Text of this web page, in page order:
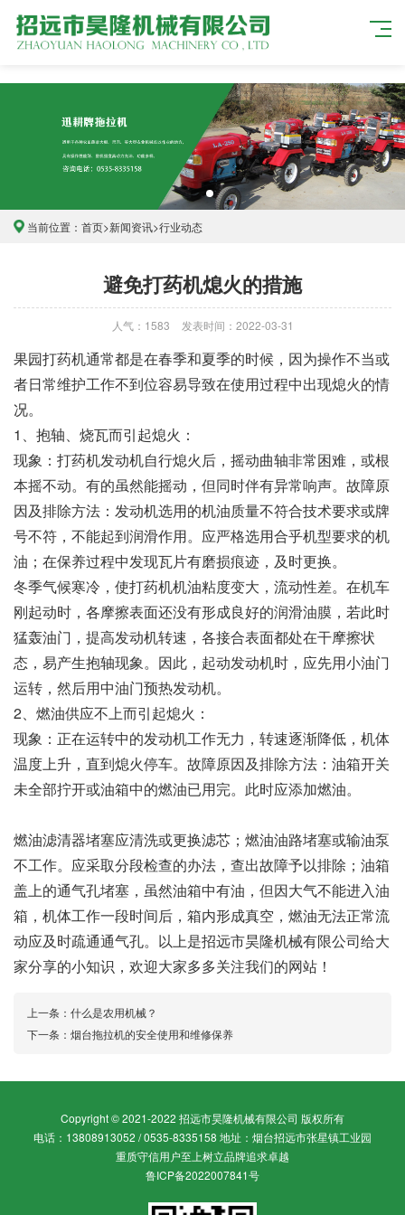
当前位置： 首页>新闻资讯>行业动态
避免打药机熄火的措施
人气：1583 发表时间：2022-03-31
果园打药机通常都是在春季和夏季的时候，因为操作不当或
者日常维护工作不到位容易导致在使用过程中出现熄火的情
况。
1、抱轴、烧瓦而引起熄火：
现象：打药机发动机自行熄火后，摇动曲轴非常困难，或根
本摇不动。有的虽然能摇动，但同时伴有异常响声。故障原
因及排除方法：发动机选用的机油质量不符合技术要求或牌
号不符，不能起到润滑作用。应严格选用合乎机型要求的机
油；在保养过程中发现瓦片有磨损痕迹，及时更换。
冬季气候寒冷，使打药机机油粘度变大，流动性差。在机车
刚起动时，各摩擦表面还没有形成良好的润滑油膜，若此时
猛轰油门，提高发动机转速，各接合表面都处在干摩擦状
态，易产生抱轴现象。因此，起动发动机时，应先用小油门
运转，然后用中油门预热发动机。
2、燃油供应不上而引起熄火：
现象：正在运转中的发动机工作无力，转速逐渐降低，机体
温度上升，直到熄火停车。故障原因及排除方法：油箱开关
未全部拧开或油箱中的燃油已用完。此时应添加燃油。
燃油滤清器堵塞应清洗或更换滤芯；燃油油路堵塞或输油泵
不工作。应采取分段检查的办法，查出故障予以排除；油箱
盖上的通气孔堵塞，虽然油箱中有油，但因大气不能进入油
箱，机体工作一段时间后，箱内形成真空，燃油无法正常流
动应及时疏通通气孔。以上是招远市昊隆机械有限公司给大
家分享的小知识，欢迎大家多多关注我们的网站！
上一条： 什么是农用机械？
下一条： 烟台拖拉机的安全使用和维修保养
Copyright © 2021-2022 招远市昊隆机械有限公司 版权所有
电话：13808913052 / 0535-8335158 地址：烟台招远市张星镇工业园
重质守信用户至上树立品牌追求卓越
鲁ICP备2022007841号